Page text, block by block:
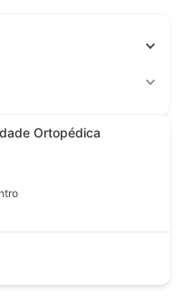
Ortopédica